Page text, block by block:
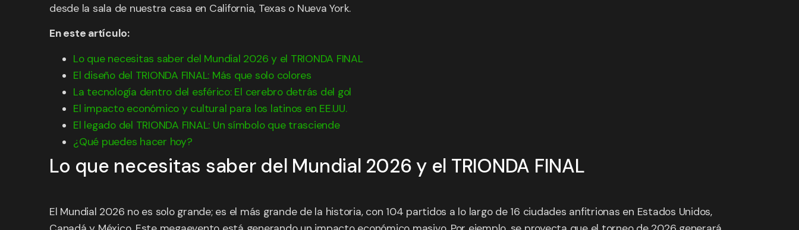
desde la sala de nuestra casa en California, Texas o Nueva York.
En este artículo:
Lo que necesitas saber del Mundial 2026 y el TRIONDA FINAL
El diseño del TRIONDA FINAL: Más que solo colores
La tecnología dentro del esférico: El cerebro detrás del gol
El impacto económico y cultural para los latinos en EE.UU.
El legado del TRIONDA FINAL: Un símbolo que trasciende
¿Qué puedes hacer hoy?
Lo que necesitas saber del Mundial 2026 y el TRIONDA FINAL
El Mundial 2026 no es solo grande; es el más grande de la historia, con 104 partidos a lo largo de 16 ciudades anfitrionas en Estados Unidos,